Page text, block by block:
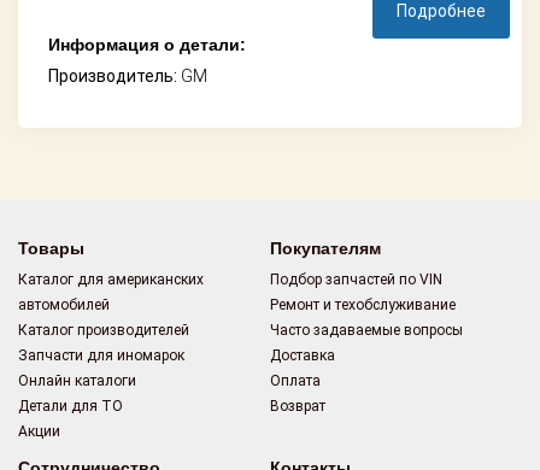
Информация о детали:
Производитель: GM
Подробнее
Товары
Каталог для американских
автомобилей
Каталог производителей
Запчасти для иномарок
Онлайн каталоги
Детали для ТО
Акции
Покупателям
Подбор запчастей по VIN
Ремонт и техобслуживание
Часто задаваемые вопросы
Доставка
Оплата
Возврат